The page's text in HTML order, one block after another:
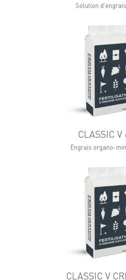
Solution
CLASSIC V
Engrais organo-
CLASSIC V